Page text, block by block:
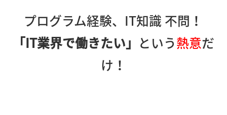
プログラム経験、IT知識 不問！
「IT業界で働きたい」 という熱意だ
け！